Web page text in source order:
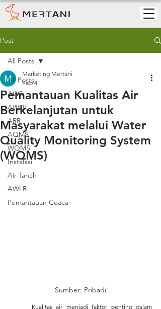
Post
All Posts
AWS
AWLR
ARR
AQMS
WQMS
Instalasi
Air Tanah
AWLR
Pemantauan Cuaca
All Posts
Pemantauan Kualitas Air
Berkelanjutan untuk
Masyarakat melalui Water
Quality Monitoring System
(WQMS)
Marketing Mertani
Feb 4
Sumber: Pribadi